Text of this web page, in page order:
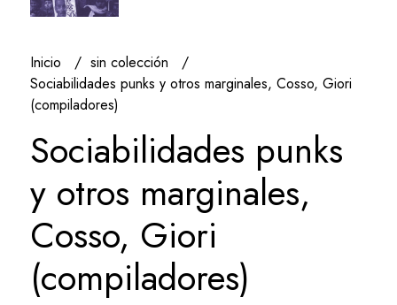
Inicio
sin colección
Sociabilidades punks y otros marginales, Cosso, Giori
(compiladores)
Sociabilidades punks
y otros marginales,
Cosso, Giori
(compiladores)